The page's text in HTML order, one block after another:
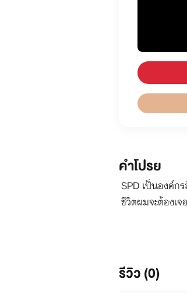
คำโปรย
SPD เป็นองค์ก
ชีวิตผมจะต้องเ
จำเป็นจะต้อง
รีวิว (0)